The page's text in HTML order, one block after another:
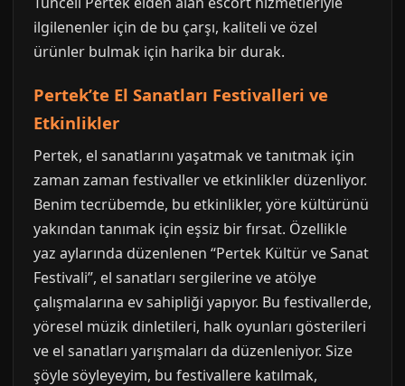
ilgilenenler için de bu çarşı, kaliteli ve özel
ürünler bulmak için harika bir durak.
Pertek’te El Sanatları Festivalleri ve
Etkinlikler
Pertek, el sanatlarını yaşatmak ve tanıtmak için
zaman zaman festivaller ve etkinlikler düzenliyor.
Benim tecrübemde, bu etkinlikler, yöre kültürünü
yakından tanımak için eşsiz bir fırsat. Özellikle
yaz aylarında düzenlenen “Pertek Kültür ve Sanat
Festivali”, el sanatları sergilerine ve atölye
çalışmalarına ev sahipliği yapıyor. Bu festivallerde,
yöresel müzik dinletileri, halk oyunları gösterileri
ve el sanatları yarışmaları da düzenleniyor. Size
şöyle söyleyeyim, bu festivallere katılmak,